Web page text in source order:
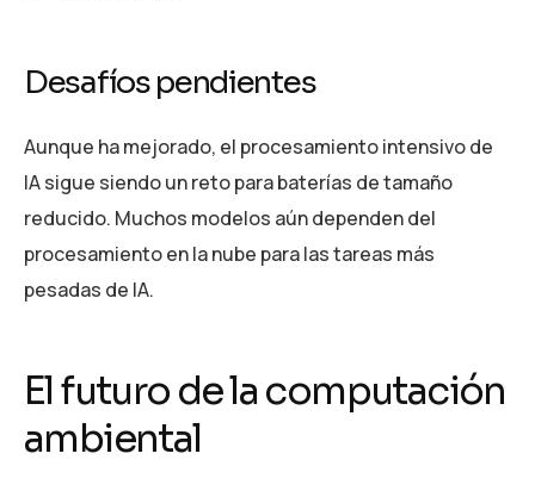
Desafíos pendientes
Aunque ha mejorado, el procesamiento intensivo de
IA sigue siendo un reto para baterías de tamaño
reducido. Muchos modelos aún dependen del
procesamiento en la nube para las tareas más
pesadas de IA.
El futuro de la computación
ambiental